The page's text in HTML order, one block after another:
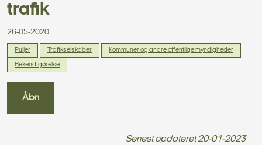
trafik
26-05-2020
Puljer Trafikselskaber Kommuner og andre offentlige myndigheder
Bekendtgørelse
Åbn
Senest opdateret20-01-2023